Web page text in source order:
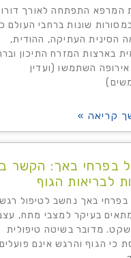
המרפא התפתחה לאורך
שונות ברחבי העולם
הסינית העתיקה, ההודית,
בארצות המזרח התיכון
השתמשו (ועדין
קריאה »
בפרחי באך: הקשר
לבריאות הגוף
בפרחי באך נחשב לטיפול
בעיקר למצבי מתח,
מדובר בשיטה טיפולית
כי הגוף והרגש אינם פועלים